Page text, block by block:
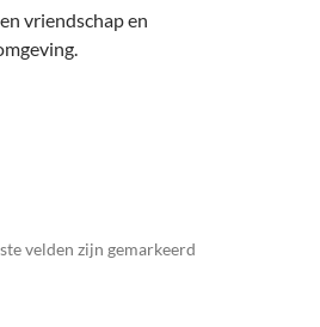
vriendschap en
velden zijn gemarkeerd